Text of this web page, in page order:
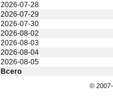
2026-07-28
2026-07-29
2026-07-30
2026-08-02
2026-08-03
2026-08-04
2026-08-05
Всего
©